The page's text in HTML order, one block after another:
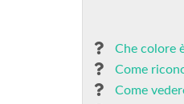
Che colore
Come
Come